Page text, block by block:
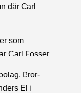
där Carl
som
Carl Fosser
Bror-
El i